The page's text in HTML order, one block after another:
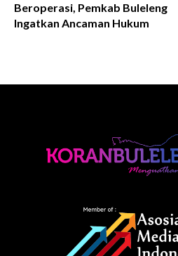
Beroperasi, Pemkab Buleleng
Ingatkan Ancaman Hukum